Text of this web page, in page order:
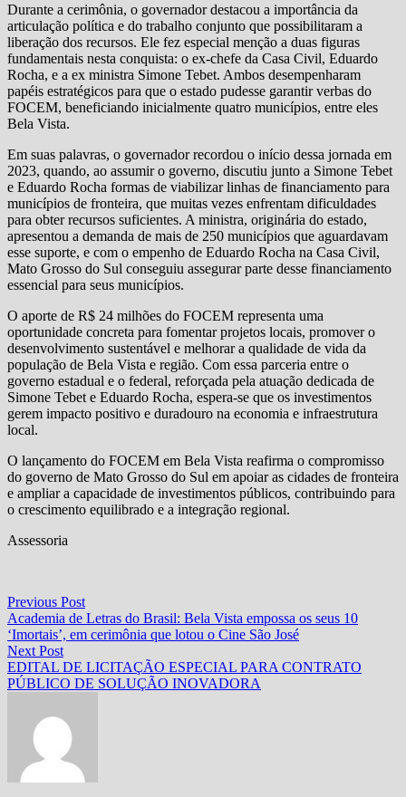
Durante a cerimônia, o governador destacou a importância da
articulação política e do trabalho conjunto que possibilitaram a
liberação dos recursos. Ele fez especial menção a duas figuras
fundamentais nesta conquista: o ex-chefe da Casa Civil, Eduardo
Rocha, e a ex ministra Simone Tebet. Ambos desempenharam
papéis estratégicos para que o estado pudesse garantir verbas do
FOCEM, beneficiando inicialmente quatro municípios, entre eles
Bela Vista.
Em suas palavras, o governador recordou o início dessa jornada em
2023, quando, ao assumir o governo, discutiu junto a Simone Tebet
e Eduardo Rocha formas de viabilizar linhas de financiamento para
municípios de fronteira, que muitas vezes enfrentam dificuldades
para obter recursos suficientes. A ministra, originária do estado,
apresentou a demanda de mais de 250 municípios que aguardavam
esse suporte, e com o empenho de Eduardo Rocha na Casa Civil,
Mato Grosso do Sul conseguiu assegurar parte desse financiamento
essencial para seus municípios.
O aporte de R$ 24 milhões do FOCEM representa uma
oportunidade concreta para fomentar projetos locais, promover o
desenvolvimento sustentável e melhorar a qualidade de vida da
população de Bela Vista e região. Com essa parceria entre o
governo estadual e o federal, reforçada pela atuação dedicada de
Simone Tebet e Eduardo Rocha, espera-se que os investimentos
gerem impacto positivo e duradouro na economia e infraestrutura
local.
O lançamento do FOCEM em Bela Vista reafirma o compromisso
do governo de Mato Grosso do Sul em apoiar as cidades de fronteira
e ampliar a capacidade de investimentos públicos, contribuindo para
o crescimento equilibrado e a integração regional.
Assessoria
Navegação
de
Post
Previous PostPrevious
post:
Academia de Letras do Brasil: Bela Vista empossa os seus 10
‘Imortais’, em cerimônia que lotou o Cine São José
Next PostNext
post:
EDITAL DE LICITAÇÃO ESPECIAL PARA CONTRATO
PÚBLICO DE SOLUÇÃO INOVADORA